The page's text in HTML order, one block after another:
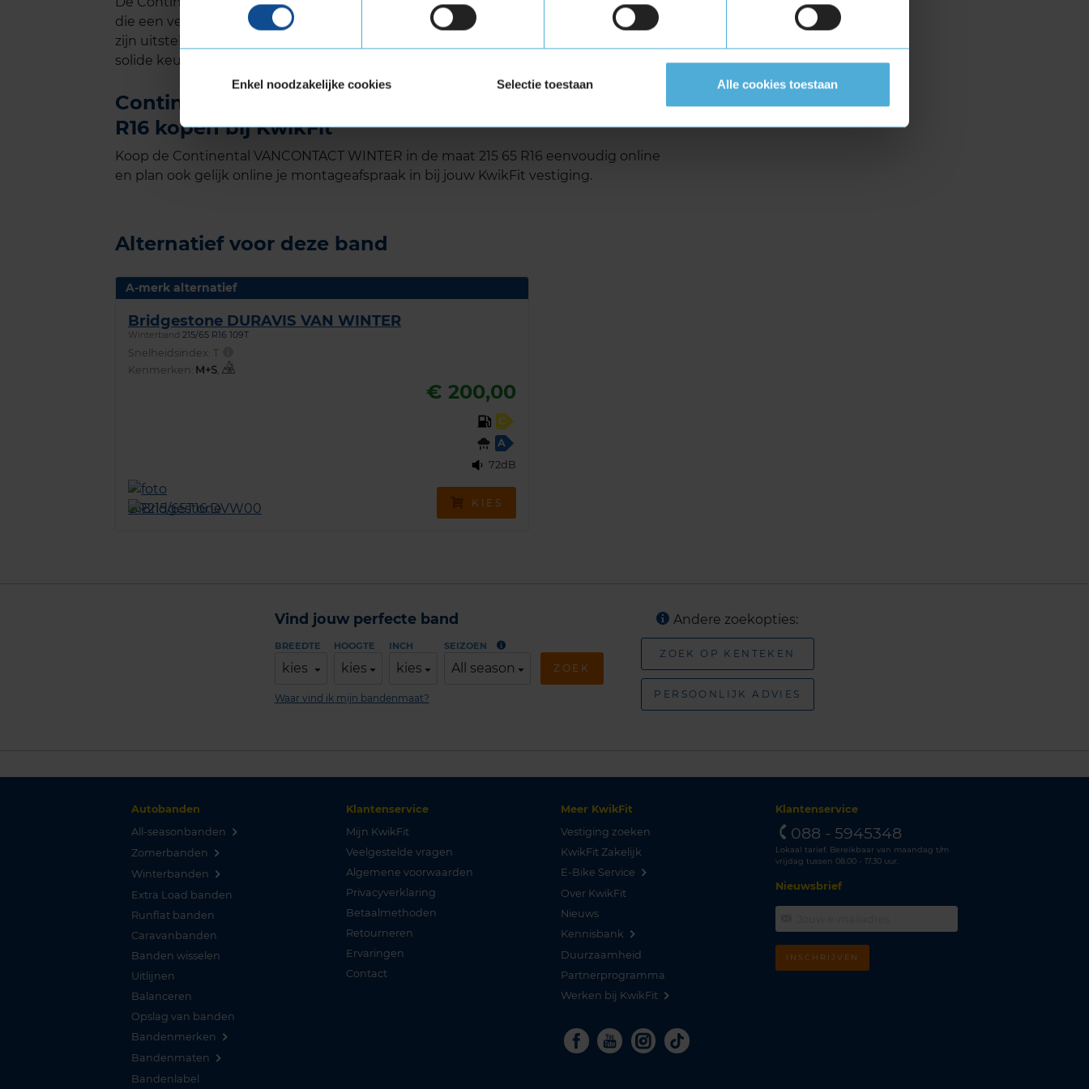
Enkel noodzakelijke cookies Selectie toestaan Alle cookies toestaan
die een veilige en duurzame winterband nodig hebben voor hun bestelwagen. Met
zijn uitstekende grip, lange levensduur en stille rijeigenschappen is deze band een
solide keuze voor de wintermaanden.
Continental VANCONTACT WINTER in de maat 215 65
R16 kopen bij KwikFit
Koop de Continental VANCONTACT WINTER in de maat 215 65 R16 eenvoudig online
en plan ook gelijk online je montageafspraak in bij jouw KwikFit vestiging.
Alternatief voor deze band
A-merk alternatief
Bridgestone DURAVIS VAN WINTER
Winterband 215/65 R16 109T
Snelheidsindex: T
Kenmerken:
,
€ 200,00
C
A
72dB
KIES
Vind jouw perfecte band
BREEDTE
kies
HOOGTE
kies
INCH
kies
SEIZOEN
All season ZOEK
Waar vind ik mijn bandenmaat?
Andere zoekopties:
ZOEK OP KENTEKEN
PERSOONLIJK ADVIES
Autobanden
All-seasonbanden
Zomerbanden
Winterbanden
Extra Load banden
Runflat banden
Caravanbanden
Banden wisselen
Uitlijnen
Balanceren
Opslag van banden
Bandenmerken
Bandenmaten
Bandenlabel
Klantenservice
Mijn KwikFit
Veelgestelde vragen
Algemene voorwaarden
Privacyverklaring
Betaalmethoden
Retourneren
Ervaringen
Contact
Meer KwikFit
Vestiging zoeken
KwikFit Zakelijk
E-Bike Service
Over KwikFit
Nieuws
Kennisbank
Duurzaamheid
Partnerprogramma
Werken bij KwikFit
Facebook
YoutubeInstagram
Tiktok
Klantenservice
088 - 5945348
Lokaal tarief. Bereikbaar van maandag t/m
vrijdag tussen 08.00 - 17.30 uur.
Nieuwsbrief
INSCHRIJVEN